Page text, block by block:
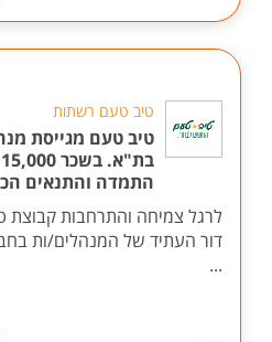
טיב טעם רשתות
טיב טעם מגייסת
התמדה והתנאים
לרגל צמיחה והתרחבות קבוצת
דור העתיד של המנהלים/ות
...